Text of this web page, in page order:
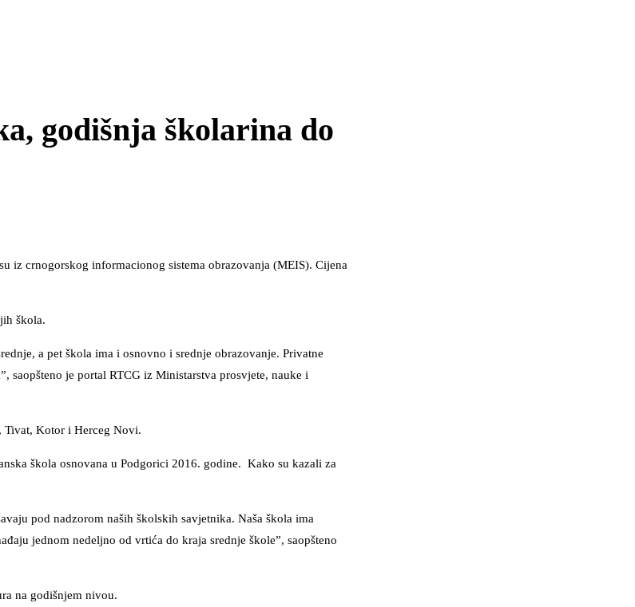
godišnja školarina do
iz crnogorskog informacionog sistema obrazovanja (MEIS). Cijena
škola.
a pet škola ima i osnovno i srednje obrazovanje. Privatne
saopšteno je portal RTCG iz Ministarstva prosvjete, nauke i
Tivat, Kotor i Herceg Novi.
škola osnovana u Podgorici 2016. godine. Kako su kazali za
pod nadzorom naših školskih savjetnika. Naša škola ima
jednom nedeljno od vrtića do kraja srednje škole”, saopšteno
na godišnjem nivou.